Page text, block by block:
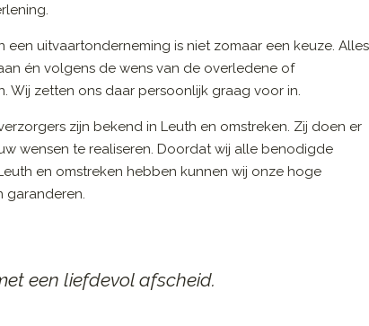
een uitvaartonderneming is niet zomaar een keuze. Alles
én volgens de wens van de overledene of
Wij zetten ons daar persoonlijk graag voor in.
zijn bekend in Leuth en omstreken. Zij doen er
wensen te realiseren. Doordat wij alle benodigde
en omstreken hebben kunnen wij onze hoge
garanderen.
een liefdevol afscheid.